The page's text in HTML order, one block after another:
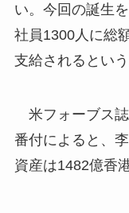
い。今回の誕生
社員1300人に総
支給されるという
米フォーブス
番付によると、
資産は1482億香